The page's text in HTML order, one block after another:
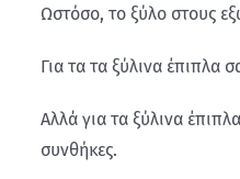
Ωστόσο, το ξύλο στους
Για τα τα ξύλινα έπιπλα
Αλλά για τα ξύλινα
συνθήκες.